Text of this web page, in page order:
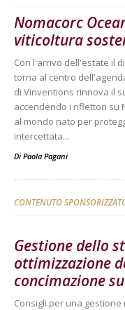
Nomacorc
viticoltura
Con l'arrivo dell'estate il
torna al centro
di Vinventions rinnova il
accendendo i riflettori su
al mondo nato per
intercettata...
Di Paola Pagani
CONTENUTO
Gestione dello
ottimizzazione
concimazione
Consigli per una